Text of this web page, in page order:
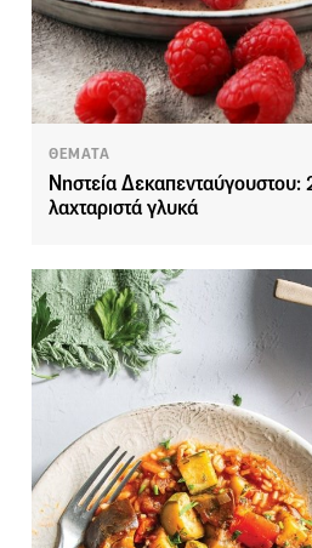
ΘΕΜΑΤΑ
Νηστεία Δεκαπενταύγουστου:
λαχταριστά γλυκά